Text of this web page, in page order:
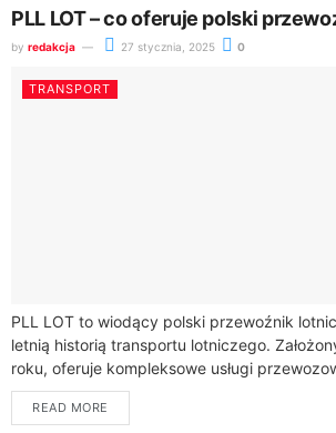
PLL LOT – co oferuje polski
by redakcja 27 stycznia, 2025 0
TRANSPORT
PLL LOT to wiodący polski przewoźnik
letnią historią transportu lotniczego.
roku, oferuje kompleksowe usługi
tym 150 rejsowych, 70...
READ MORE